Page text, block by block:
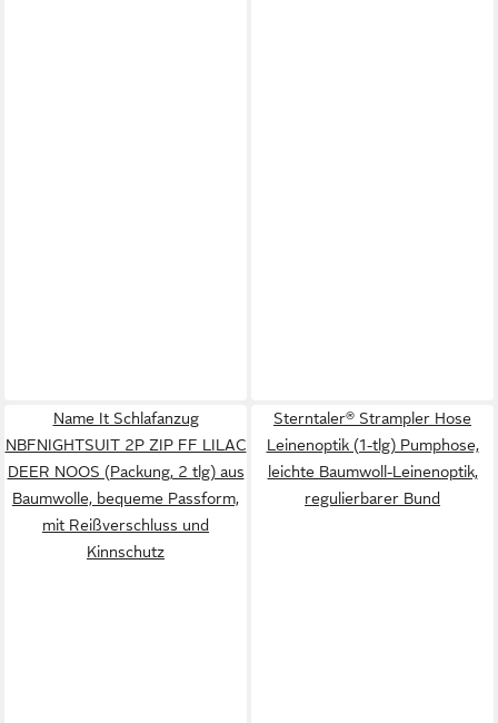
Name It Schlafanzug
NBFNIGHTSUIT 2P ZIP FF LILAC
DEER NOOS (Packung, 2 tlg) aus
Baumwolle, bequeme Passform,
mit Reißverschluss und
Kinnschutz
Sterntaler® Strampler Hose
Leinenoptik (1-tlg) Pumphose,
leichte Baumwoll-Leinenoptik,
regulierbarer Bund